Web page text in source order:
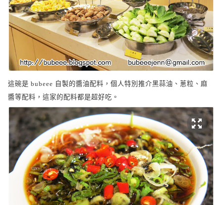
這碗是 bubeee 自製的醬油配料，個人特別推介黑蒜油、蔥粒、麻
醬等配料，這家的配料都是超好吃。